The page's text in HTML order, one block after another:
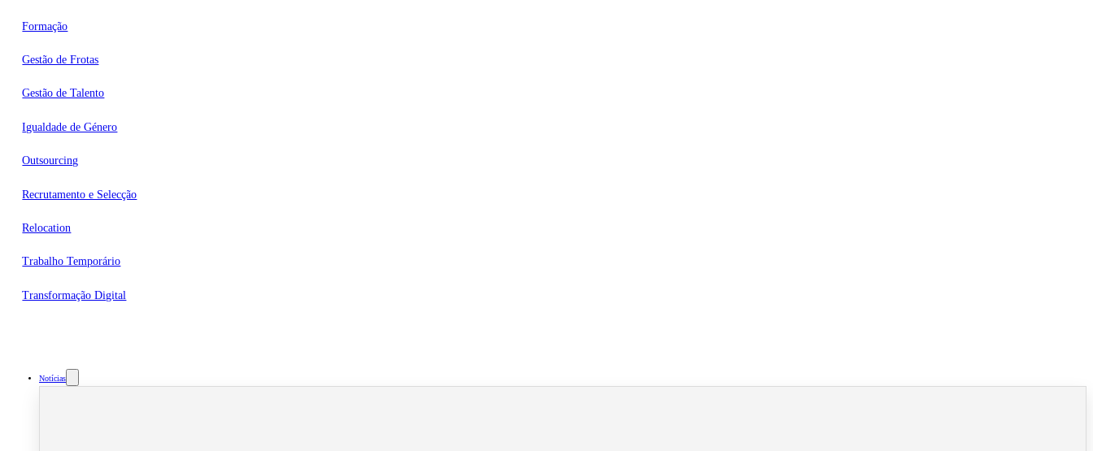
Formação
Gestão de Frotas
Gestão de Talento
Igualdade de Género
Outsourcing
Recrutamento e Selecção
Relocation
Trabalho Temporário
Transformação Digital
Notícias